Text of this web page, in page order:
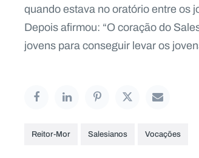
quando estava no oratório entre os
Depois afirmou: “O coração do
jovens para conseguir levar os
Reitor-Mor Salesianos Vocações